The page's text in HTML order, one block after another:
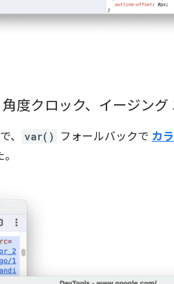
度クロック、イージング
、 var() フォールバックで カ